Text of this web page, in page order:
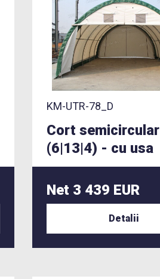
KM-UTR-78_D
Cort semicircular
(6|13|4) - cu usa
Net 3 439 EUR
Detalii